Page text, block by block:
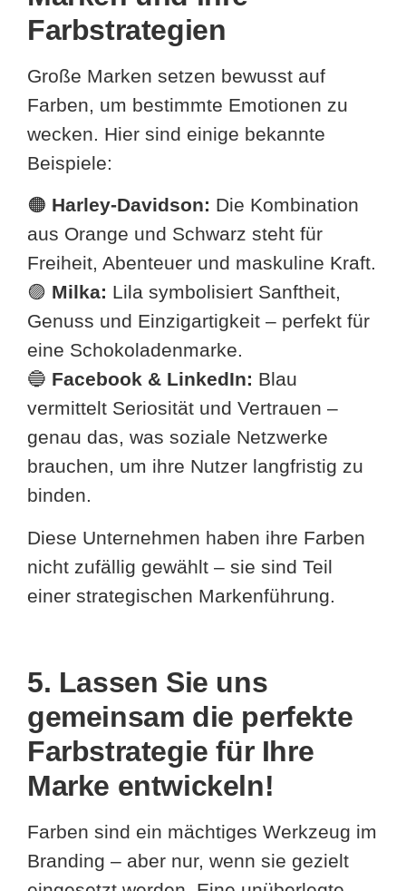
Farbstrategien
Große Marken setzen bewusst auf
Farben, um bestimmte Emotionen zu
wecken. Hier sind einige bekannte
Beispiele:
🟠 Harley-Davidson: Die Kombination
aus Orange und Schwarz steht für
Freiheit, Abenteuer und maskuline Kraft.
🟣 Milka: Lila symbolisiert Sanftheit,
Genuss und Einzigartigkeit – perfekt für
eine Schokoladenmarke.
🔵 Facebook & LinkedIn: Blau
vermittelt Seriosität und Vertrauen –
genau das, was soziale Netzwerke
brauchen, um ihre Nutzer langfristig zu
binden.
Diese Unternehmen haben ihre Farben
nicht zufällig gewählt – sie sind Teil
einer strategischen Markenführung.
5. Lassen Sie uns
gemeinsam die perfekte
Farbstrategie für Ihre
Marke entwickeln!
Farben sind ein mächtiges Werkzeug im
Branding – aber nur, wenn sie gezielt